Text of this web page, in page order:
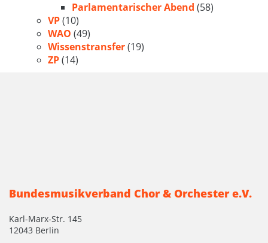
Parlamentarischer Abend (58)
VP(10)
WAO (49)
Wissenstransfer(19)
ZP(14)
Bundesmusikverband Chor & Orchester e.V.
Karl-Marx-Str. 145
12043 Berlin